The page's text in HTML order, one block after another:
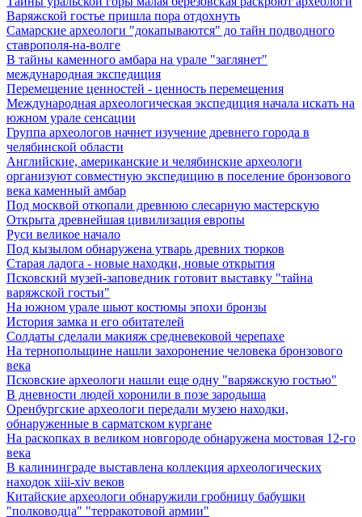
Варяжской гостье пришла пора отдохнуть
Самарские археологи "докапываются" до тайн подводного
ставрополя-на-волге
В тайны каменного амбара на урале "заглянет"
международная экспедиция
Перемещение ценностей - ценность перемещения
Международная археологическая экспедиция начала искать на
южном урале сенсации
Группа археологов начнет изучение древнего города в
челябинской области
Английские, американские и челябинские археологи
организуют совместную экспедицию в поселение бронзового
века каменный амбар
Под москвой откопали древнюю слесарную мастерскую
Открыта древнейшая цивилизация европы
Руси великое начало
Под кызылом обнаружена утварь древних тюрков
Старая ладога - новые находки, новые открытия
Псковский музей-заповедник готовит выставку "тайна
варяжской гостьи"
На южном урале шьют костюмы эпохи бронзы
История замка и его обитателей
Солдаты сделали макияж средневековой черепахе
На тернопольщине нашли захоронение человека бронзового
века
Псковские археологи нашли еще одну "варяжскую гостью"
В дневности людей хоронили в позе зародыша
Оренбургские археологи передали музею находки,
обнаруженные в сарматском кургане
На раскопках в великом новгороде обнаружена мостовая 12-го
века
В калининграде выставлена коллекция археологических
находок xiii-xiv веков
Китайские археологи обнаружили гробницу бабушки
"полководца" "терракотовой армии"